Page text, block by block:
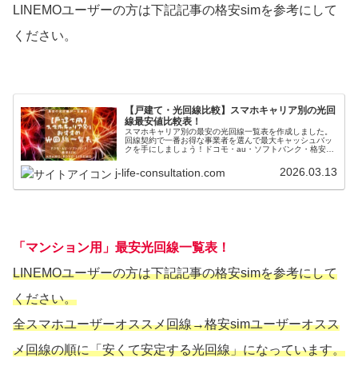
LINEMOユーザーの方は下記記事の格安simを参考にして
ください。
【戸建て・光回線比較】スマホキャリア別の光回
線最安値比較表！
スマホキャリア別の最安の光回線一覧表を作成しました。
回線契約で一番お得な事業者を選んで最大キャッシュバッ
クを手にしましょう！ドコモ・au・ソフトバンク・格安
キャッシュバック条件などもわかりやすく解説しました。
j-life-consultation.com 2026.03.13
「マンション用」最安光回線一覧表！
LINEMOユーザーの方は下記記事の格安simを参考にして
ください。
全スマホユーザーオススメ回線→格安simユーザーオスス
メ回線の順に「安くて安定する光回線」になっています。